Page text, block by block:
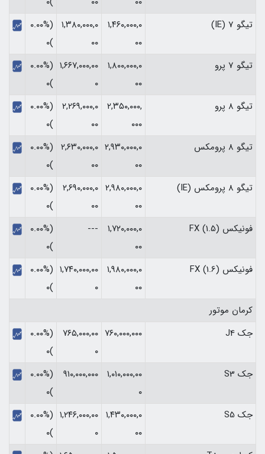
تیگو 7 (IE)
۱,۴۶۰,۰۰۰,۰
۰۰
۱,۳۸۰,۰۰۰,۰
۰۰
(۰.۰۰%
)۰
تیگو 7 پرو
۱,۸۰۰,۰۰۰,۰
۰۰
۱,۶۶۷,۰۰۰,۰۰
۰
(۰.۰۰%
)۰
تیگو 8 پرو
۲,۳۵۰,۰۰۰,
۰۰۰
۲,۲۶۹,۰۰۰,۰
۰۰
(۰.۰۰%
)۰
تیگو 8 پرومکس
۲,۹۳۰,۰۰۰,۰
۰۰
۲,۶۳۰,۰۰۰,۰
۰۰
(۰.۰۰%
)۰
تیگو 8 پرومکس (IE)
۲,۹۸۰,۰۰۰,۰
۰۰
۲,۶۹۰,۰۰۰,۰
۰۰
(۰.۰۰%
)۰
فونیکس FX (1.5)
۱,۷۲۰,۰۰۰,۰
۰۰
---
(۰.۰۰%
)۰
فونیکس FX (1.6)
۱,۹۸۰,۰۰۰,۰
۰۰
۱,۷۴۰,۰۰۰,۰۰
۰
(۰.۰۰%
)۰
کرمان موتور
جک J4
۷۶۰,۰۰۰,۰۰۰ ۷۶۵,۰۰۰,۰۰
۰
(۰.۰۰%
)۰
جک S3
۱,۰۱۰,۰۰۰,۰۰
۰
۹۱۰,۰۰۰,۰۰۰
(۰.۰۰%
)۰
جک S5
۱,۴۳۰,۰۰۰,۰
۰۰
۱,۲۴۶,۰۰۰,۰۰
۰
(۰.۰۰%
)۰